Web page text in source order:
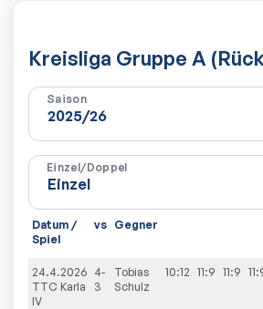
Kreisliga Gruppe A
Saison
Einzel/Doppel
Datum /
Spiel
vs Gegner
24.4.2026
TTC Karla
IV
4-
3
Tobias
Schulz
10:12 11:9 11:9